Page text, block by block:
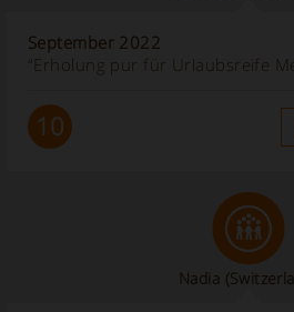
September 2022
“Erholung pur für Urlaubsreife
10
Nadia